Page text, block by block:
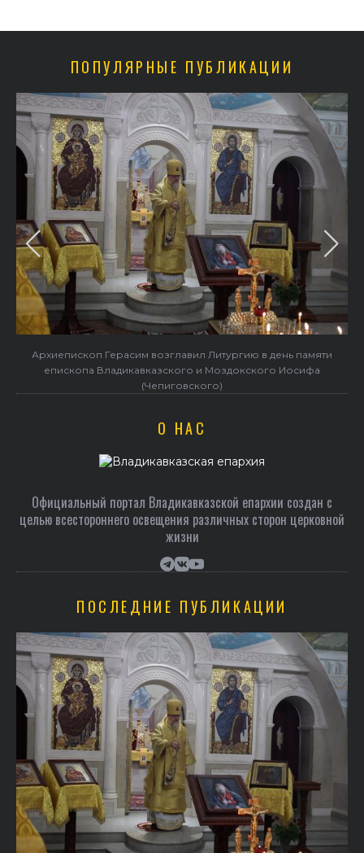
ПОПУЛЯРНЫЕ ПУБЛИКАЦИИ
Архиепископ Герасим возглавил Литургию в день памяти
епископа Владикавказского и Моздокского Иосифа
(Чепиговского)
О НАС
Официальный портал Владикавказской епархии создан c
целью всестороннего освещения различных сторон церковной
жизни
ПОСЛЕДНИЕ ПУБЛИКАЦИИ